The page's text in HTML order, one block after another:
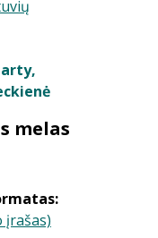
,
melas
įrašas)